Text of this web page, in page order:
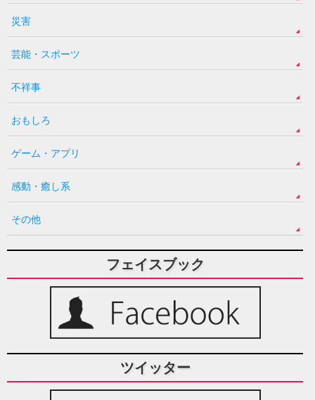
災害
芸能・スポーツ
不祥事
おもしろ
ゲーム・アプリ
感動・癒し系
その他
フェイスブック
ツイッター